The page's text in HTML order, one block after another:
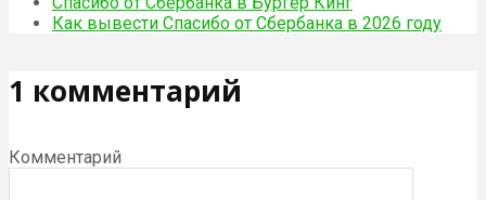
Как вывести Спасибо от Сбербанка в 2026 году
1 комментарий
Комментарий